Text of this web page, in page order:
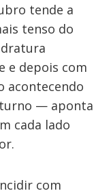
tende a
tenso do
e depois com
acontecendo
— aponta
cada lado
com